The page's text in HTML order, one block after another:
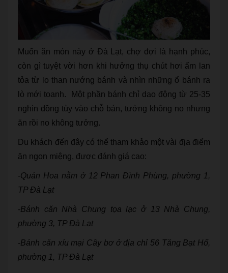
Muốn ăn món này ở Đà Lạt, chợ đợi là hạnh phúc,
còn gì tuyệt vời hơn khi hưởng thụ chút hơi ấm lan
tỏa từ lo than nướng bánh và nhìn những ổ bánh ra
lò mới toanh. Một phần bánh chỉ dao động từ 25-35
nghìn đồng tùy vào chỗ bán, tưởng không no nhưng
ăn rồi no không tưởng.
Du khách đến đây có thể tham khảo một vài địa điểm
ăn ngon miệng, được đánh giá cao:
-Quán Hoa nằm ở 12 Phan Đình Phùng, phường 1,
TP Đà Lạt
-Bánh căn Nhà Chung tọa lạc ở 13 Nhà Chung,
phường 3, TP Đà Lạt
-Bánh căn xíu mại Cây bơ ở địa chỉ 56 Tăng Bạt Hổ,
phường 1, TP Đà Lạt